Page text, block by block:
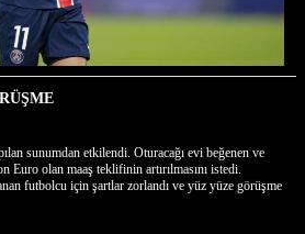
sunumdan etkilendi. Oturacağı evi beğenen ve
Euro olan maaş teklifinin artırılmasını istedi.
futbolcu için şartlar zorlandı ve yüz yüze görüşme